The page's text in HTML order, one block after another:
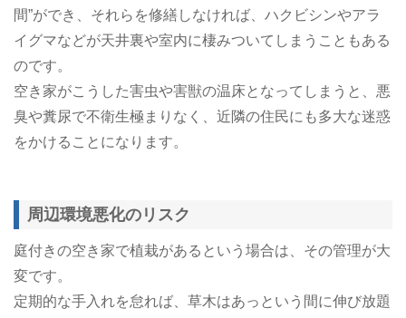
間”ができ、それらを修繕しなければ、ハクビシンやアラ
イグマなどが天井裏や室内に棲みついてしまうこともある
のです。
空き家がこうした害虫や害獣の温床となってしまうと、悪
臭や糞尿で不衛生極まりなく、近隣の住民にも多大な迷惑
をかけることになります。
周辺環境悪化のリスク
庭付きの空き家で植栽があるという場合は、その管理が大
変です。
定期的な手入れを怠れば、草木はあっという間に伸び放題